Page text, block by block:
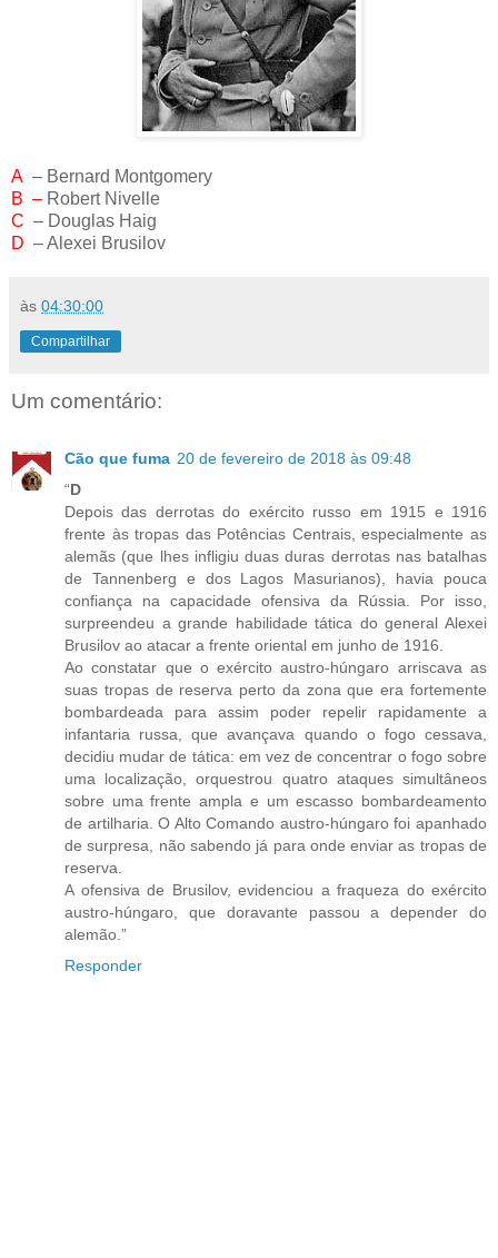
A – Bernard Montgomery
B – Robert Nivelle
C – Douglas Haig
D – Alexei Brusilov
às 04:30:00
Compartilhar
Um comentário:
Cão que fuma 20 de fevereiro de 2018 às 09:48
“D
Depois das derrotas do exército russo em 1915 e 1916
frente às tropas das Potências Centrais, especialmente as
alemãs (que lhes infligiu duas duras derrotas nas batalhas
de Tannenberg e dos Lagos Masurianos), havia pouca
confiança na capacidade ofensiva da Rússia. Por isso,
surpreendeu a grande habilidade tática do general Alexei
Brusilov ao atacar a frente oriental em junho de 1916.
Ao constatar que o exército austro-húngaro arriscava as
suas tropas de reserva perto da zona que era fortemente
bombardeada para assim poder repelir rapidamente a
infantaria russa, que avançava quando o fogo cessava,
decidiu mudar de tática: em vez de concentrar o fogo sobre
uma localização, orquestrou quatro ataques simultâneos
sobre uma frente ampla e um escasso bombardeamento
de artilharia. O Alto Comando austro-húngaro foi apanhado
de surpresa, não sabendo já para onde enviar as tropas de
reserva.
A ofensiva de Brusilov, evidenciou a fraqueza do exército
austro-húngaro, que doravante passou a depender do
alemão.”
Responder